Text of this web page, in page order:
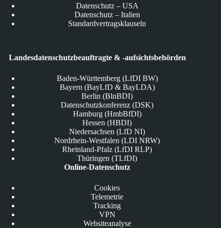
Datenschutz – USA
Datenschutz – Italien
Standardvertragsklauseln
Landesdatenschutzbeauftragte & -aufsichtsbehörden
Baden-Württemberg (LfDI BW)
Bayern (BayLfD & BayLDA)
Berlin (BlnBDI)
Datenschutzkonferenz (DSK)
Hamburg (HmbBfDI)
Hessen (HBDI)
Niedersachsen (LfD NI)
Nordrhein-Westfalen (LDI NRW)
Rheinland-Pfalz (LfDI RLP)
Thüringen (TLfDI)
Online-Datenschutz
Cookies
Telemetrie
Tracking
VPN
Websiteanalyse